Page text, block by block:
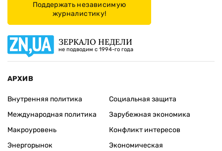
Поддержать независимую
журналистику!
ЗЕРКАЛО НЕДЕЛИ
не подводим с 1994-го года
АРХИВ
Внутренняя политика
Международная политика
Макроуровень
Энергорынок
Социальная защита
Зарубежная экономика
Конфликт интересов
Экономическая